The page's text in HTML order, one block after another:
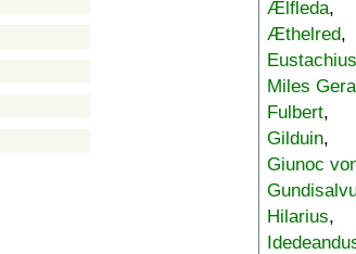
Ælfleda,
Æthelred,
Miles
Fulbert,
Gilduin,
Giunoc
Hilarius,